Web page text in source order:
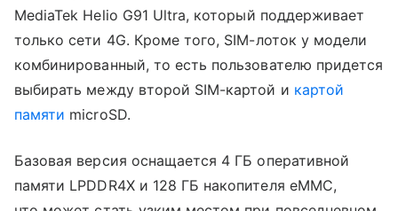
MediaTek Helio G91 Ultra, который поддерживает
только сети 4G. Кроме того, SIM-лоток у модели
комбинированный, то есть пользователю придется
выбирать между второй SIM-картой и картой
памяти microSD.
Базовая версия оснащается 4 ГБ оперативной
памяти LPDDR4X и 128 ГБ накопителя eMMC,